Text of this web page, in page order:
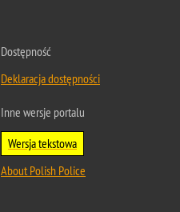
Dostępność
Deklaracja dostępności
Inne wersje portalu
Wersja tekstowa
About Polish Police